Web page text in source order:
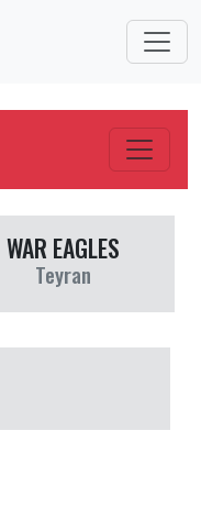
WAR EAGLES
Teyran